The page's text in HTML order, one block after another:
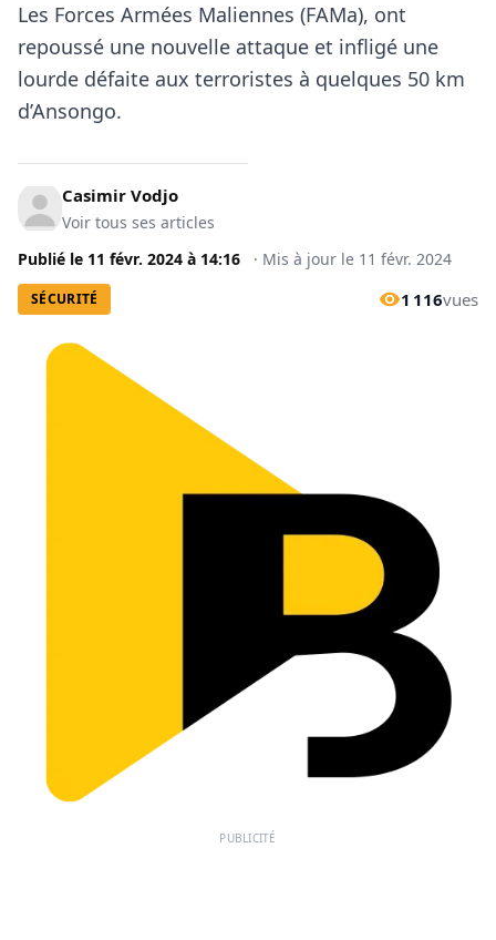
Les Forces Armées Maliennes (FAMa), ont
repoussé une nouvelle attaque et infligé une
lourde défaite aux terroristes à quelques 50 km
d’Ansongo.
Casimir Vodjo
Voir tous ses articles
Publié le 11 févr. 2024 à 14:16 · Mis à jour le 11 févr. 2024
SÉCURITÉ 1 116vues
PUBLICITÉ